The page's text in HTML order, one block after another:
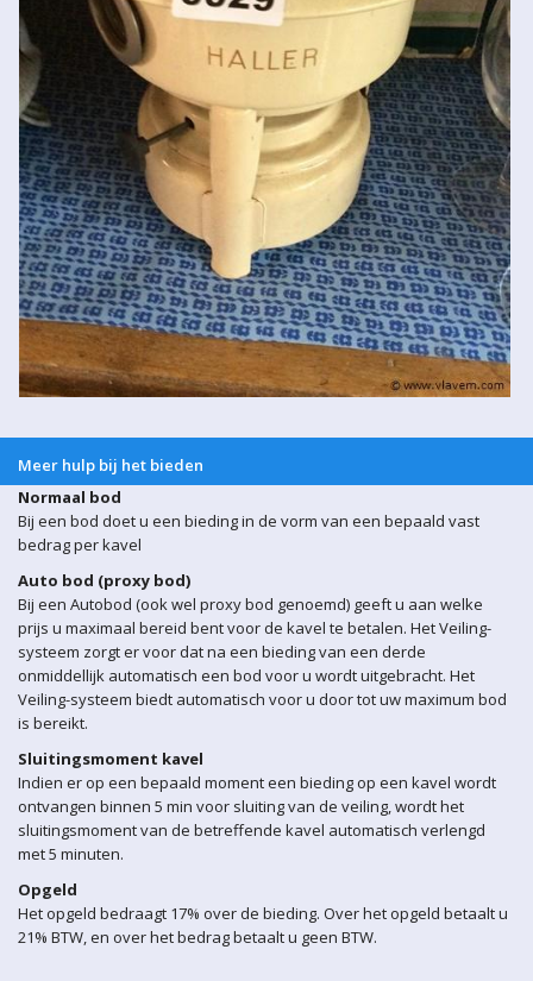
Meer hulp bij het bieden
Normaal bod
Bij een bod doet u een bieding in de vorm van een bepaald vast
bedrag per kavel
Auto bod (proxy bod)
Bij een Autobod (ook wel proxy bod genoemd) geeft u aan welke
prijs u maximaal bereid bent voor de kavel te betalen. Het Veiling-
systeem zorgt er voor dat na een bieding van een derde
onmiddellijk automatisch een bod voor u wordt uitgebracht. Het
Veiling-systeem biedt automatisch voor u door tot uw maximum bod
is bereikt.
Sluitingsmoment kavel
Indien er op een bepaald moment een bieding op een kavel wordt
ontvangen binnen 5 min voor sluiting van de veiling, wordt het
sluitingsmoment van de betreffende kavel automatisch verlengd
met 5 minuten.
Opgeld
Het opgeld bedraagt 17% over de bieding. Over het opgeld betaalt u
21% BTW, en over het bedrag betaalt u geen BTW.